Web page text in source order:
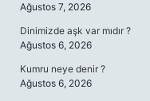
Ağustos 7, 2026
Dinimizde aşk var mıdır ?
Ağustos 6, 2026
Kumru neye denir ?
Ağustos 6, 2026